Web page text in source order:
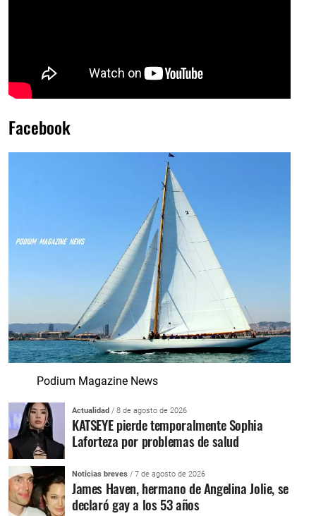
Facebook
Podium Magazine News
Actualidad / 8 de agosto de 2026
KATSEYE pierde temporalmente Sophia
Laforteza por problemas de salud
Noticias breves / 7 de agosto de 2026
James Haven, hermano de Angelina Jolie, se
declaró gay a los 53 años